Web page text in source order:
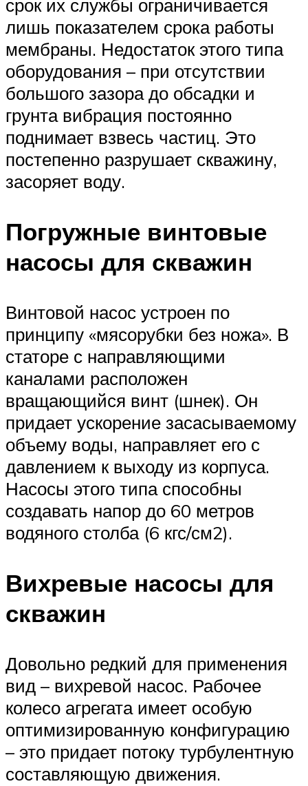
срок их службы ограничивается
лишь показателем срока работы
мембраны. Недостаток этого типа
оборудования – при отсутствии
большого зазора до обсадки и
грунта вибрация постоянно
поднимает взвесь частиц. Это
постепенно разрушает скважину,
засоряет воду.
Погружные винтовые
насосы для скважин
Винтовой насос устроен по
принципу «мясорубки без ножа». В
статоре с направляющими
каналами расположен
вращающийся винт (шнек). Он
придает ускорение засасываемому
объему воды, направляет его с
давлением к выходу из корпуса.
Насосы этого типа способны
создавать напор до 60 метров
водяного столба (6 кгс/см2).
Вихревые насосы для
скважин
Довольно редкий для применения
вид – вихревой насос. Рабочее
колесо агрегата имеет особую
оптимизированную конфигурацию
– это придает потоку турбулентную
составляющую движения.